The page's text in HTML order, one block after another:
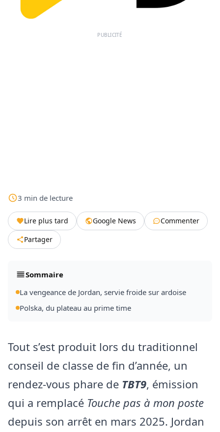
PUBLICITÉ
3 min de lecture
Lire plus tard Google News
Commenter
Partager
Sommaire
La vengeance de Jordan, servie froide sur ardoise
Polska, du plateau au prime time
Tout s’est produit lors du traditionnel
conseil de classe de fin d’année, un
rendez-vous phare de TBT9, émission
qui a remplacé Touche pas à mon poste
depuis son arrêt en mars 2025. Jordan